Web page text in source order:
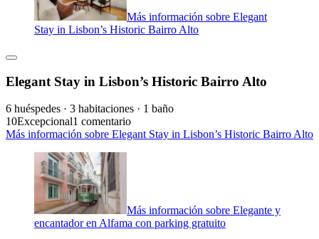
Más información sobre Elegant
Stay in Lisbon’s Historic Bairro Alto
Elegant Stay in Lisbon’s Historic Bairro Alto
6 huéspedes · 3 habitaciones · 1 baño
10Excepcional1 comentario
Más información sobre Elegant Stay in Lisbon’s Historic Bairro Alto
Más información sobre Elegante y
encantador en Alfama con parking gratuito